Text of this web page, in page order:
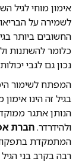
אימון מוחי לגיל
לשמירה על
החשובים ביותר
כלומר להשתנות
נכון גם לגבי
המפתח לשימור
בגיל זה הינו
הנותן אתגר
ולהידרדר.חברת
המתמקדת בתפקודי
רבה בקרב בני